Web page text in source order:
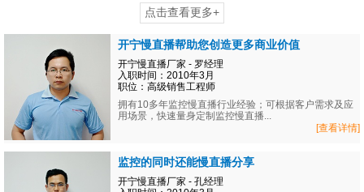
点击查看更多+
开宁慢直播帮助您创造更多商业价值
开宁慢直播厂家 - 罗经理
入职时间：2010年3月
职位：高级销售工程师
拥有10多年监控慢直播行业经验；可根据客户需求及应
用场景，快速量身定制监控慢直播...
[查看详情]
监控的同时还能慢直播分享
开宁慢直播厂家 - 孔经理